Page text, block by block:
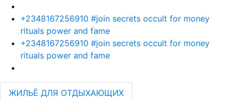
+2348167256910 #join secrets occult for money
rituals power and fame
+2348167256910 #join secrets occult for money
rituals power and fame
ЖИЛЬЁ ДЛЯ ОТДЫХАЮЩИХ